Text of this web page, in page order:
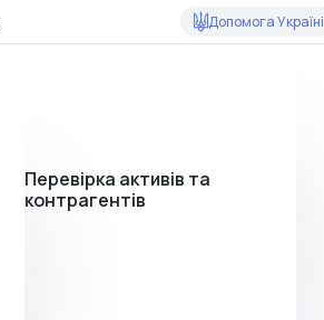
Допомога Україні
Перевірка активів та
контрагентів